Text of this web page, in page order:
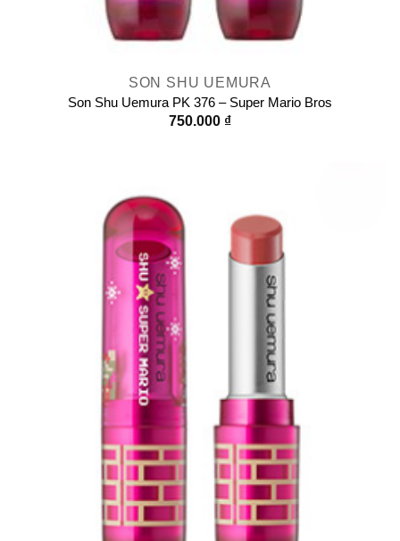
SON SHU UEMURA
Son Shu Uemura PK 376 – Super Mario Bros
750.000 ₫